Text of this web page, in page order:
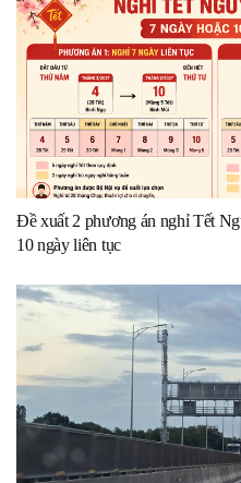
Đề xuất 2 phương án nghỉ Tết
10 ngày liên tục